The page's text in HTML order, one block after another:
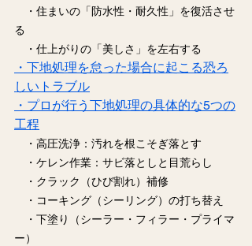
・住まいの「防水性・耐久性」を復活させ
る
・仕上がりの「美しさ」を左右する
・下地処理を怠った場合に起こる恐ろ
しいトラブル
・プロが行う下地処理の具体的な5つの
工程
・高圧洗浄：汚れを根こそぎ落とす
・ケレン作業：サビ落としと目荒らし
・クラック（ひび割れ）補修
・コーキング（シーリング）の打ち替え
・下塗り（シーラー・フィラー・プライマ
ー）